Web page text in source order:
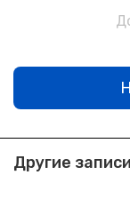
Другие записи